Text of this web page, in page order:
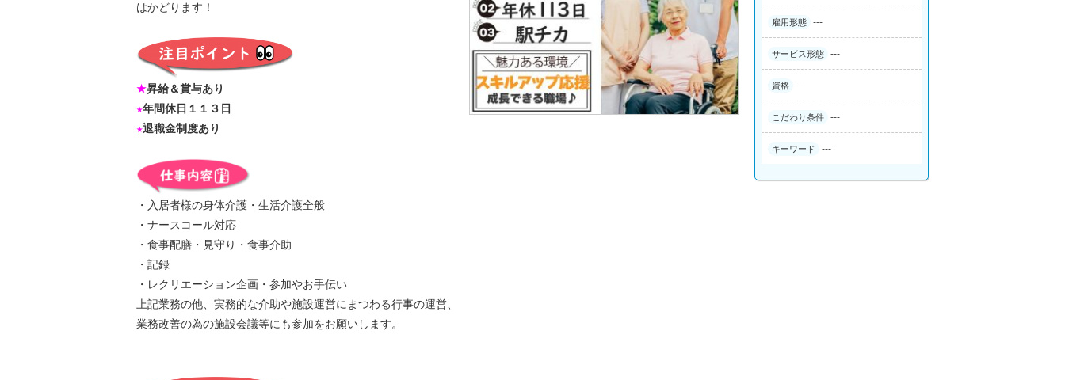
雇用形態 ---
サービス形態 ---
資格 ---
こだわり条件 ---
キーワード ---
はかどります！
★昇給＆賞与あり
★年間休日１１３日
★退職金制度あり
・入居者様の身体介護・生活介護全般
・ナースコール対応
・食事配膳・見守り・食事介助
・記録
・レクリエーション企画・参加やお手伝い
上記業務の他、実務的な介助や施設運営にまつわる行事の運営、
業務改善の為の施設会議等にも参加をお願いします。